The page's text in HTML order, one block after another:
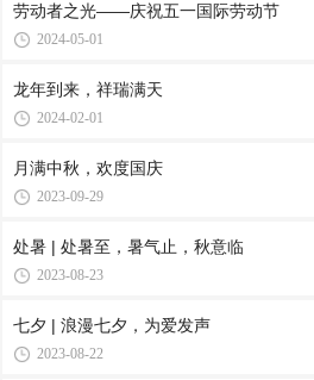
劳动者之光——庆祝五一国际劳动节
2024-05-01
龙年到来，祥瑞满天
2024-02-01
月满中秋，欢度国庆
2023-09-29
处暑 | 处暑至，暑气止，秋意临
2023-08-23
七夕 | 浪漫七夕，为爱发声
2023-08-22